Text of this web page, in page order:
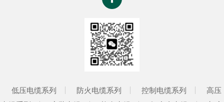
低压电缆系列 防火电缆系列 控制电缆系列
高压